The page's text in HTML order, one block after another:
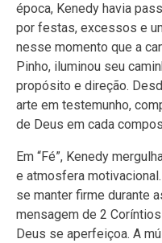
época, Kenedy havia
por festas, excessos e
nesse momento que a
Pinho, iluminou seu
propósito e direção.
arte em testemunho,
de Deus em cada
Em “Fé”, Kenedy
e atmosfera
se manter firme durante
mensagem de 2
Deus se aperfeiçoa. A